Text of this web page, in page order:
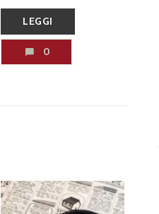
LEGGI
0